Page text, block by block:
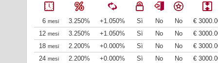
6 mesi 3.250% +1.050% Sì No No
€
12 mesi 3.250% +1.050% Sì No No
€
18 mesi 2.200% +0.000% Sì No No
€
24 mesi 2.200% +0.000% Sì No No
€